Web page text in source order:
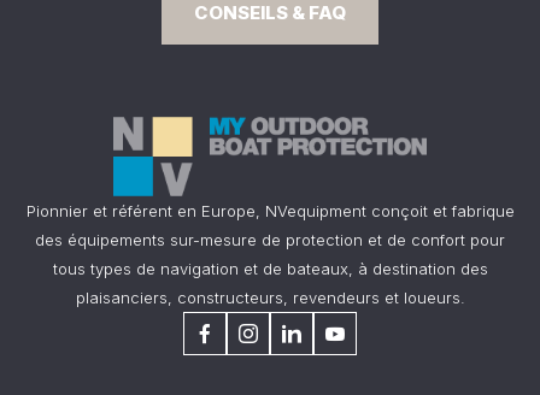
CONSEILS & FAQ
Pionnier et référent en Europe, NVequipment conçoit et fabrique
des équipements sur-mesure de protection et de confort pour
tous types de navigation et de bateaux, à destination des
plaisanciers, constructeurs, revendeurs et loueurs.